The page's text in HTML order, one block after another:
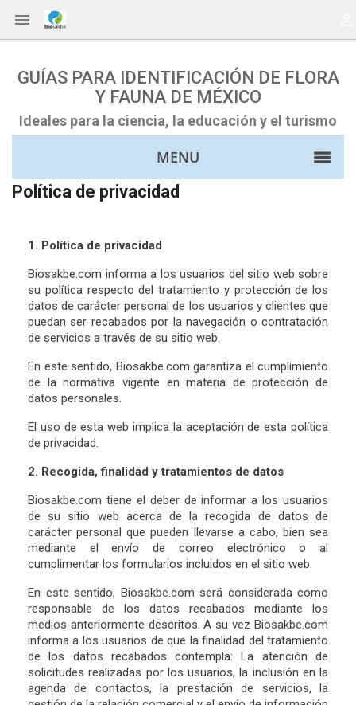

GUÍAS PARA IDENTIFICACIÓN DE FLORA
Y FAUNA DE MÉXICO
Ideales para la ciencia, la educación y el turismo
MENU
Política de privacidad
1. Política de privacidad
Biosakbe.com informa a los usuarios del sitio web sobre
su política respecto del tratamiento y protección de los
datos de carácter personal de los usuarios y clientes que
puedan ser recabados por la navegación o contratación
de servicios a través de su sitio web.
En este sentido, Biosakbe.com garantiza el cumplimiento
de la normativa vigente en materia de protección de
datos personales.
El uso de esta web implica la aceptación de esta política
de privacidad.
2. Recogida, finalidad y tratamientos de datos
Biosakbe.com tiene el deber de informar a los usuarios
de su sitio web acerca de la recogida de datos de
carácter personal que pueden llevarse a cabo, bien sea
mediante el envío de correo electrónico o al
cumplimentar los formularios incluidos en el sitio web.
En este sentido, Biosakbe.com será considerada como
responsable de los datos recabados mediante los
medios anteriormente descritos. A su vez Biosakbe.com
informa a los usuarios de que la finalidad del tratamiento
de los datos recabados contempla: La atención de
solicitudes realizadas por los usuarios, la inclusión en la
agenda de contactos, la prestación de servicios, la